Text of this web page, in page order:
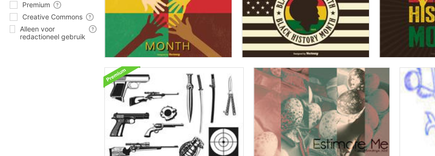
Premium
Creative Commons
Alleen voor
redactioneel gebruik